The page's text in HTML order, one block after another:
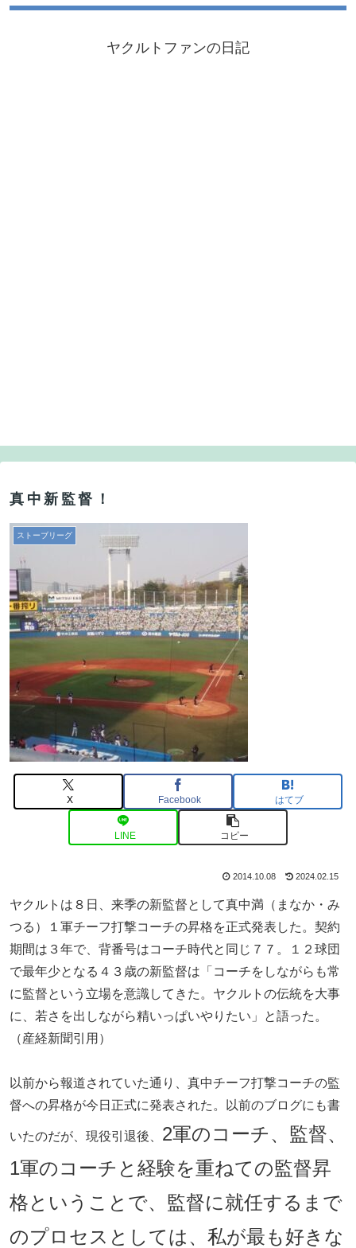
ヤクルトファンの日記
真中新監督！
ストーブリーグ
X Facebook はてブ
LINE コピー
2014.10.08 2024.02.15
ヤクルトは８日、来季の新監督として真中満（まなか・み
つる）１軍チーフ打撃コーチの昇格を正式発表した。契約
期間は３年で、背番号はコーチ時代と同じ７７。１２球団
で最年少となる４３歳の新監督は「コーチをしながらも常
に監督という立場を意識してきた。ヤクルトの伝統を大事
に、若さを出しながら精いっぱいやりたい」と語った。
（産経新聞引用）
以前から報道されていた通り、真中チーフ打撃コーチの監
督への昇格が今日正式に発表された。以前のブログにも書
いたのだが、現役引退後、 2軍のコーチ、監督、
1軍のコーチと経験を重ねての監督昇
格ということで、監督に就任するまで
のプロセスとしては、私が最も好きな